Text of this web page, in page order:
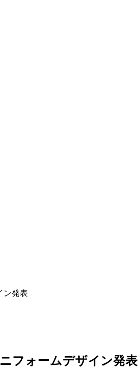
ン発表
フォームデザイン発表